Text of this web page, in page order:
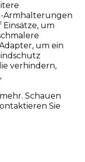
Armhalterungen
um
um ein
verhindern,
Schauen
Sie